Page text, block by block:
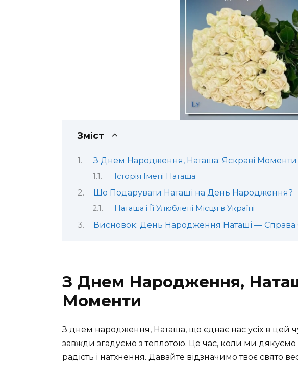
Зміст
З Днем Народження, Наташа: Яскраві Моменти
Історія Імені Наташа
Що Подарувати Наташі на День Народження?
Наташа і Її Улюблені Місця в Україні
Висновок: День Народження Наташі — Справа
З Днем Народження,
Моменти
З днем народження, Наташа, що єднає нас усіх в цей
завжди згадуємо з теплотою. Це час, коли ми
радість і натхнення. Давайте відзначимо твоє свято